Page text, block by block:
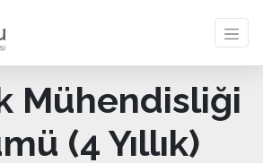
Mühendisliği
(4 Yıllık)